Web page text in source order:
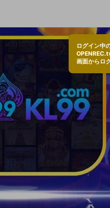
ログイン中
画面からロ